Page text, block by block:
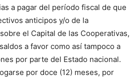
a pagar del período fiscal de que
anticipos y/o de la
el Capital de las Cooperativas,
a favor como así tampoco a
por parte del Estado nacional.
por doce (12) meses, por